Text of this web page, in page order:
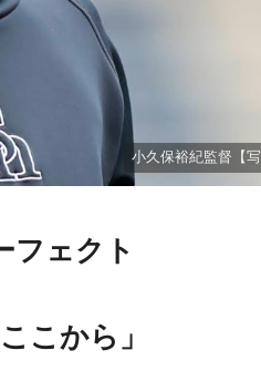
小久保裕紀監督【写
フェクト
こから」